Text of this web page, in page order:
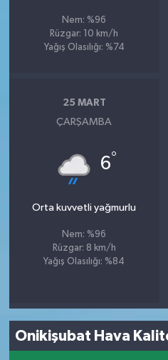
Nem: %96
Rüzgar: 10 km/h
Yağış Olasılığı: %74
25 MART
ÇARŞAMBA
6°
Orta kuvvetli yağmurlu
Nem: %96
Rüzgar: 8 km/h
Yağış Olasılığı: %84
Onikişubat Hava